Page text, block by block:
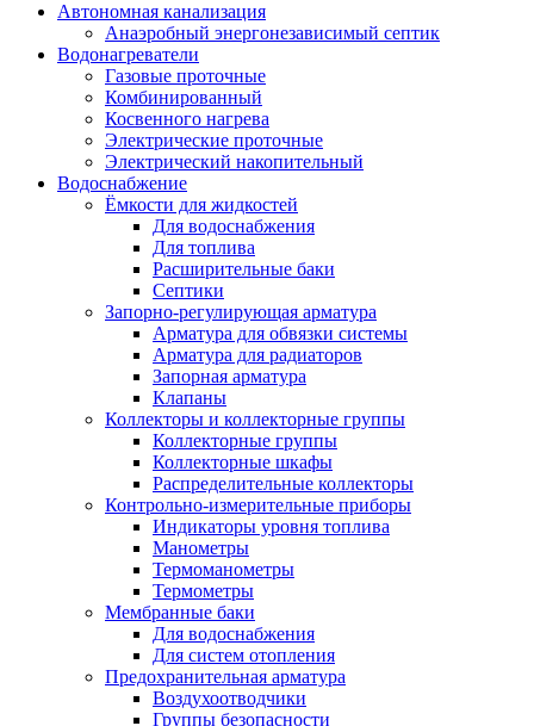
Автономная канализация
Анаэробный энергонезависимый септик
Водонагреватели
Газовые проточные
Комбинированный
Косвенного нагрева
Электрические проточные
Электрический накопительный
Водоснабжение
Ёмкости для жидкостей
Для водоснабжения
Для топлива
Расширительные баки
Септики
Запорно-регулирующая арматура
Арматура для обвязки системы
Арматура для радиаторов
Запорная арматура
Клапаны
Коллекторы и коллекторные группы
Коллекторные группы
Коллекторные шкафы
Распределительные коллекторы
Контрольно-измерительные приборы
Индикаторы уровня топлива
Манометры
Термоманометры
Термометры
Мембранные баки
Для водоснабжения
Для систем отопления
Предохранительная арматура
Воздухоотводчики
Группы безопасности